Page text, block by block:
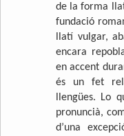
de la forma
fundació
llatí vulgar,
encara
en accent
és un fet
llengües. Lo
pronuncià,
d’una